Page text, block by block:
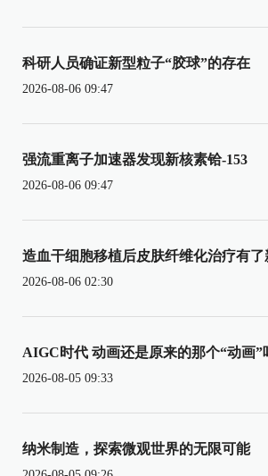
科研人员确证新型粒子“胶球”的存在
2026-08-06 09:47
强流重离子加速器发现新核素铪-153
2026-08-06 09:47
造血干细胞移植后皮肤纤维化治疗有了
2026-08-06 02:30
AIGC时代 动画还是原来的那个“动画”
2026-08-05 09:33
纳米制造，探索微观世界的无限可能